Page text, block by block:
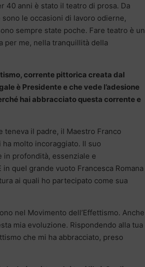
40 anni è stato il teatro di prosa. Da
le occasioni di lavoro odierne,
sempre state poche. Fare teatro è un
per me, nella tranquillità della
corrente pittorica creata dal
è Presidente e che vede l’adesione
hai abbracciato questa corrente e
teneva il padre, il Maestro Franco
molto incoraggiato. Il suo
in profondità, essenziale e
quel grande vuoto Francesca Romana
ai quali ho partecipato come sua
nel Movimento dell’Effettismo. Anche
mia evoluzione. Rispondendo alla tua
che mi ha abbracciato, preso